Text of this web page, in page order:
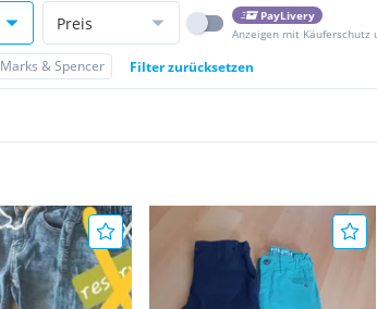
Preis
PayLivery
Anzeigen mit Käuferschutz
Marks & Spencer Filter zurücksetzen